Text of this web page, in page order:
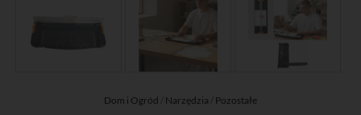
Dom i Ogród Narzędzia Pozostałe